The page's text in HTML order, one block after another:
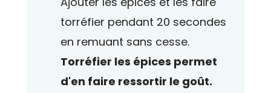
torréfier pendant 20 secondes
en remuant sans cesse.
Torréfier les épices permet
d'en faire ressortir le goût.